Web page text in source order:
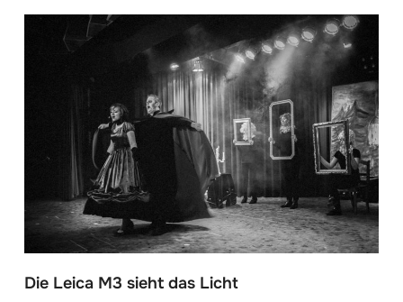
Die Leica M3 sieht das Licht